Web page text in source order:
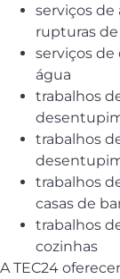
serviços de
rupturas
serviços de
água
trabalhos
trabalhos
trabalhos
casas de
trabalhos
cozinhas
A TEC24